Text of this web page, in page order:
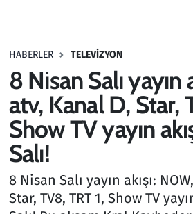
HABERLER TELEVIZYON
8 Nisan Salı yayın
atv, Kanal D, Star,
Show TV yayın
Salı!
8 Nisan Salı yayın akışı:
Star, TV8, TRT 1, Show TV
Haber
Kültür Sanat
Kurumsal Haberler
Lezzet Durağı
Memur ve Kamu